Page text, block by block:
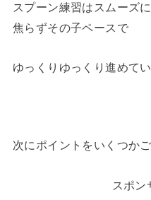
スプーン練習はスムーズ
焦らずその子ペースで
ゆっくりゆっくり進めてい
次にポイントをいくつか
スポン